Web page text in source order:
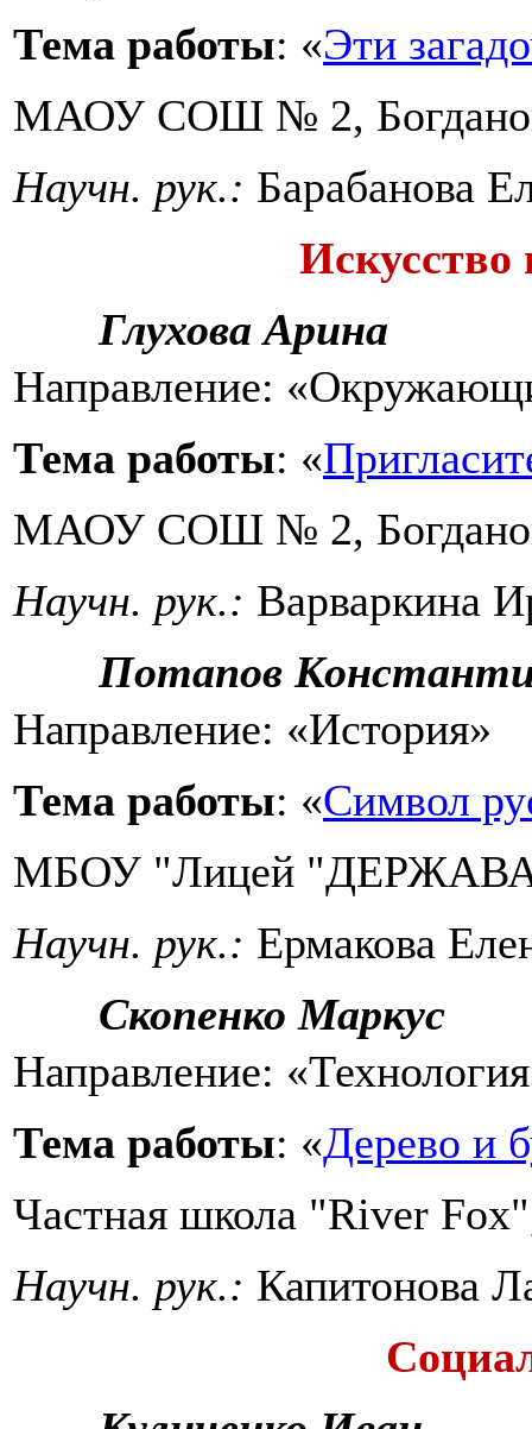
Тема работы: «Эти
МАОУ СОШ № 2,
Научн. рук.: Барабанова
Искусство
Глухова Арина
Направление:
Тема работы: «
МАОУ СОШ № 2,
Научн. рук.: Варваркина
Потапов
Направление: «История»
Тема работы: «Символ
МБОУ "Лицей
Научн. рук.: Ермакова
Скопенко Маркус
Направление:
Тема работы: «Дерево и
Частная школа "River
Научн. рук.: Капитонова